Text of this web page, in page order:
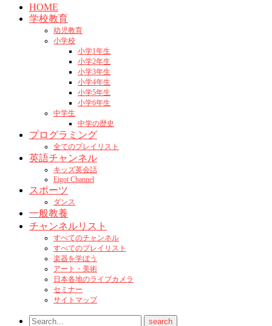
HOME
学校教育
幼児教育
小学校
小学1年生
小学2年生
小学3年生
小学4年生
小学5年生
小学6年生
中学生
中学の歴史
プログラミング
全てのプレイリスト
英語チャンネル
キッズ英会話
Eigot Channel
スポーツ
ダンス
一般教養
チャンネルリスト
すべてのチャンネル
すべてのプレイリスト
楽器を学ぼう
アート・美術
日本各地のライブカメラ
セミナー
サイトマップ